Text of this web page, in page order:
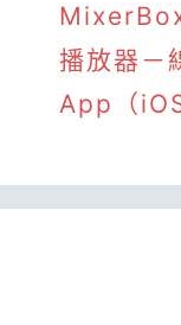
播放器－
App（